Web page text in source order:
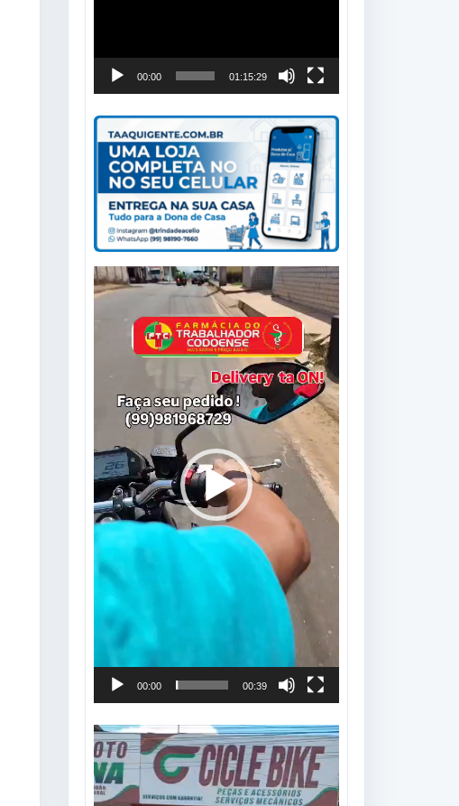
00:00 01:15:29
Tocador
de
vídeo
00:00 00:39
Tocador
de
vídeo